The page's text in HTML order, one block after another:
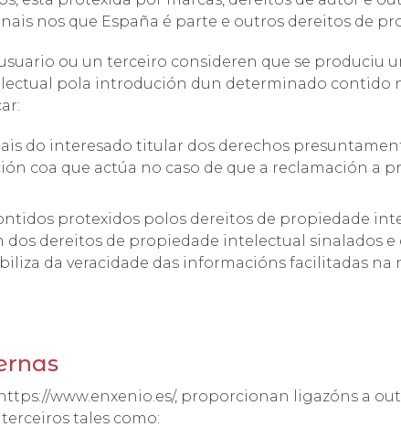
nos que España é parte e outros dereitos de
ou un terceiro consideren que se produciu
pola introdución dun determinado contido
do interesado titular dos derechos
coa que actúa no caso de que a reclamación a
protexidos polos dereitos de propiedade
dos dereitos de propiedade intelectual sinalados
da veracidade das informacións facilitadas na
www.enxenio.es/, proporcionan ligazóns a
tales como: